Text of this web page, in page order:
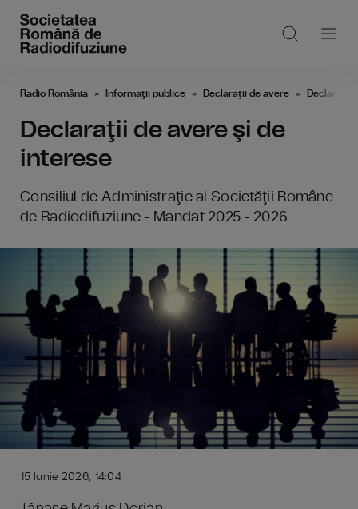
Radio România Informaţii publice Declaraţii de avere Declaraţii
Declaraţii de avere şi de
interese
Consiliul de Administraţie al Societăţii Române
de Radiodifuziune - Mandat 2025 - 2026
15 Iunie 2026, 14:04